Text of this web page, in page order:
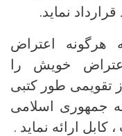
نماید.
اعتراض
خویش را
نشر این اعلان الی 7 روز تقویمی طور کتبی
جمهوری اسلامی
کابل ارائه نماید .